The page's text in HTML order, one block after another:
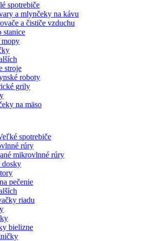
spotrebiče
a mlynčeky na kávu
a čističe vzduchu
stanice
mopy
stroje
roboty
grily
na mäso
spotrebiče
rúry
mikrovlnné rúry
dosky
pečenie
riadu
bielizne